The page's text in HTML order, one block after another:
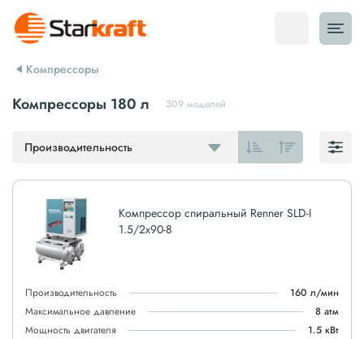
Компрессоры
Компрессоры 180 л 309 моделей
Производительность
Компрессор спиральный Renner SLD-I
1.5/2x90-8
Производительность
160 л/мин
Максимальное давление
8 атм
Мощность двигателя
1.5 кВт